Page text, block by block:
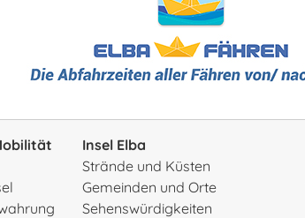
Insel Elba
Strände und Küsten
Gemeinden und Orte
Sehenswürdigkeiten